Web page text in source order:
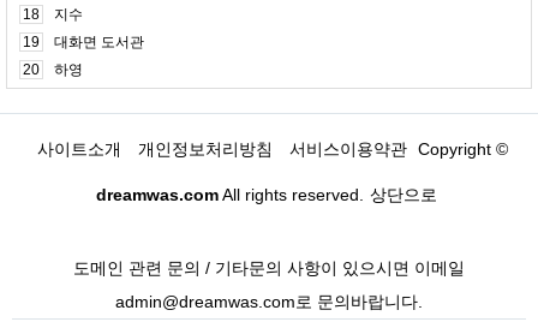
18
지수
19
대화면 도서관
20
하영
사이트소개 개인정보처리방침 서비스이용약관 Copyright ©
dreamwas.comAll rights reserved. 상단으로
도메인 관련 문의 / 기타문의 사항이 있으시면 이메일
admin@dreamwas.com로 문의바랍니다.